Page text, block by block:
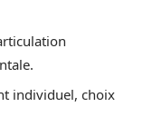
individuel, choix